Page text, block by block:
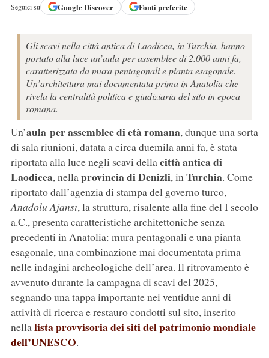
Seguici su GoogleDiscover Fonti preferite
Gli scavi nella città antica di Laodicea, in Turchia, hanno
portato alla luce un’aula per assemblee di 2.000 anni fa,
caratterizzata da mura pentagonali e pianta esagonale.
Un’architettura mai documentata prima in Anatolia che
rivela la centralità politica e giudiziaria del sito in epoca
romana.
Un’aula per assemblee di età romana, dunque una sorta
di sala riunioni, datata a circa duemila anni fa, è stata
riportata alla luce negli scavi dellacittà antica di
Laodicea, nellaprovincia di Denizli, inTurchia. Come
riportato dall’agenzia di stampa del governo turco,
Anadolu Ajansı, la struttura, risalente alla fine del I secolo
a.C., presenta caratteristiche architettoniche senza
precedenti in Anatolia: mura pentagonali e una pianta
esagonale, una combinazione mai documentata prima
nelle indagini archeologiche dell’area. Il ritrovamento è
avvenuto durante la campagna di scavi del 2025,
segnando una tappa importante nei ventidue anni di
attività di ricerca e restauro condotti sul sito, inserito
nellalista provvisoria dei siti del patrimonio mondiale
dell’UNESCO.